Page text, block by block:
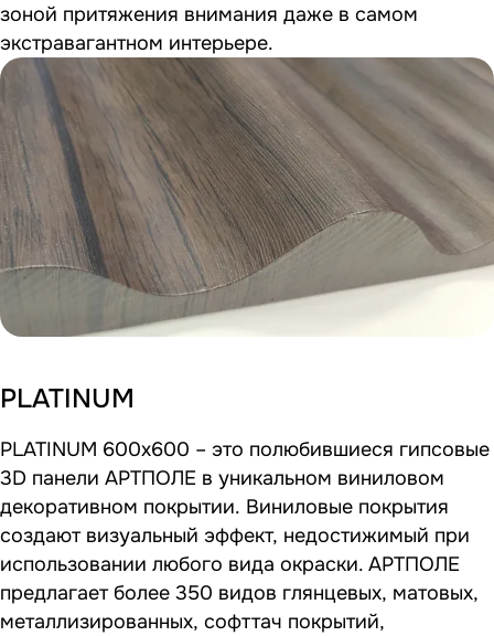
зоной притяжения внимания даже в самом
экстравагантном интерьере.
PLATINUM
PLATINUM 600x600 – это полюбившиеся гипсовые
3D панели АРТПОЛЕ в уникальном виниловом
декоративном покрытии. Виниловые покрытия
создают визуальный эффект, недостижимый при
использовании любого вида окраски. АРТПОЛЕ
предлагает более 350 видов глянцевых, матовых,
металлизированных, софттач покрытий,